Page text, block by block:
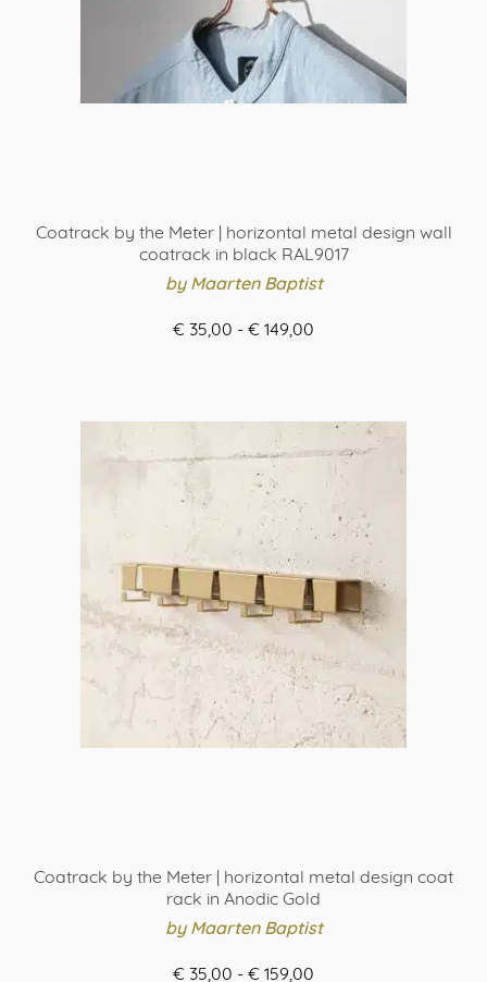
Coatrack by the Meter | horizontal metal design wall
coatrack in black RAL9017
by Maarten Baptist
€ 35,00 - € 149,00
product
heeft
meerdere
variaties.
Deze
optie
kan
gekozen
worden
de
productpagina
Coatrack by the Meter | horizontal metal design coat
rack in Anodic Gold
by Maarten Baptist
€ 35,00 - € 159,00